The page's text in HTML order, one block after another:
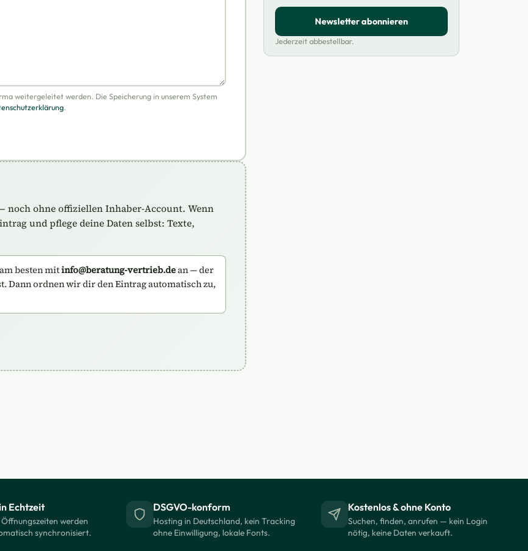
weitergeleitet werden. Die Speicherung in unserem System
.
ohne offiziellen Inhaber-Account. Wenn
und pflege deine Daten selbst: Texte,
besten mitinfo@beratung-vertrieb.dean — der
Dann ordnen wir dir den Eintrag automatisch zu,
Newsletter abonnieren
Jederzeit abbestellbar.
Echtzeit
werden
synchronisiert.
DSGVO-konform
Hosting in Deutschland, kein Tracking
ohne Einwilligung, lokale Fonts.
Kostenlos & ohne Konto
Suchen, finden, anrufen — kein Login
nötig, keine Daten verkauft.